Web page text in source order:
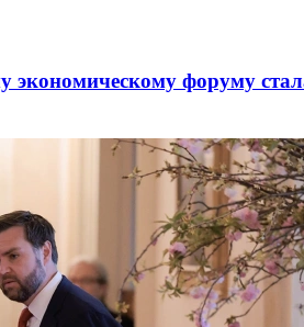
экономическому форуму